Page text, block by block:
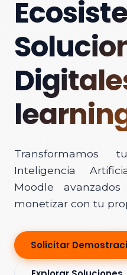
Transformamos
Inteligencia
Moodle
monetizar con tu
Solicitar